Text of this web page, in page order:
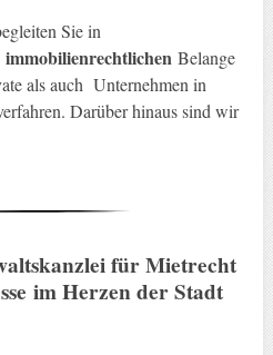
Sie in
immobilienrechtlichen Belange
als auch Unternehmen in
Darüber hinaus sind wir
für Mietrecht
im Herzen der Stadt